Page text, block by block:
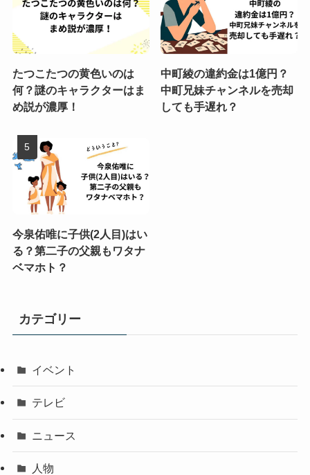
たつこたつの黄色いのは
何？謎のキャラクターはま
め説が濃厚！
中町綾の違約金は1億円？
中町兄妹チャンネルを売却
しても手遅れ？
今泉佑唯に子供(2人目)はい
る？第二子の父親もワタナ
ベマホト？
カテゴリー
イベント
テレビ
ニュース
人物